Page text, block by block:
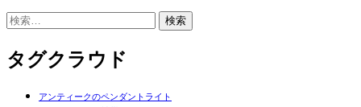
検
タグクラウド
アンティークのペンダントライト